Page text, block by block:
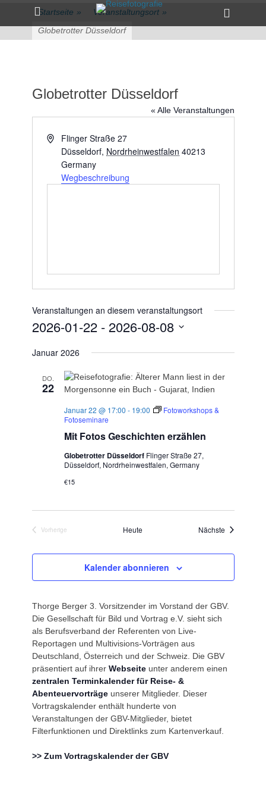
zum
Inhalt
überspringen
Primärmenü
Toggle
Startseite » Veranstaltungsort »
Globetrotter Düsseldorf
Globetrotter Düsseldorf
« Alle Veranstaltungen
AdresseFlinger Straße 27
Düsseldorf, Nordrheinwestfalen 40213
Germany
Wegbeschreibung
Veranstaltungen an diesem veranstaltungsort
2026-01-22 - 2026-08-08
wählen.
Januar 2026
DO.
22
Mit Fotos Geschichten erzählen
Januar 22 @ 17:00 - 19:00
Fotoworkshops &
Fotoseminare
Globetrotter Düsseldorf Flinger Straße 27,
Düsseldorf, Nordrheinwestfalen, Germany
€15
Vorherige
Heute Nächste
Kalender abonnieren
Thorge Berger 3. Vorsitzender im Vorstand der GBV.
Die Gesellschaft für Bild und Vortrag e.V. sieht sich
als Berufsverband der Referenten von Live-
Reportagen und Multivisions-Vorträgen aus
Deutschland, Österreich und der Schweiz. Die GBV
präsentiert auf ihrer Webseiteunter anderem einen
zentralen Terminkalender für Reise- &
Abenteuervorträgeunserer Mitglieder. Dieser
Vortragskalender enthält hunderte von
Veranstaltungen der GBV-Mitglieder, bietet
Filterfunktionen und Direktlinks zum Kartenverkauf.
>> Zum Vortragskalender der GBV